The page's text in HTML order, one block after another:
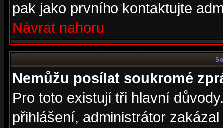
pak jako prvního kontaktujte
Návrat nahoru
Nemůžu posílat soukromé
Pro toto existují tři hlavní
přihlášení, administrátor